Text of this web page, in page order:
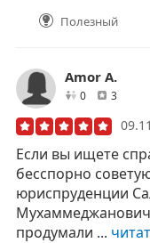
Полезный
Amor A.
0друзей
3
Если вы ищете
бесспорно
юриспруденции
продумали ...